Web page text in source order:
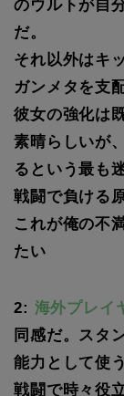
のウルトが自
だ。
それ以外はキ
ガンメタを支
彼女の強化は
素晴らしいが
るという最も
戦闘で負ける
これが俺の不
たい
2: 海外プレイ
同感だ。スタ
能力として使
戦闘で時々役